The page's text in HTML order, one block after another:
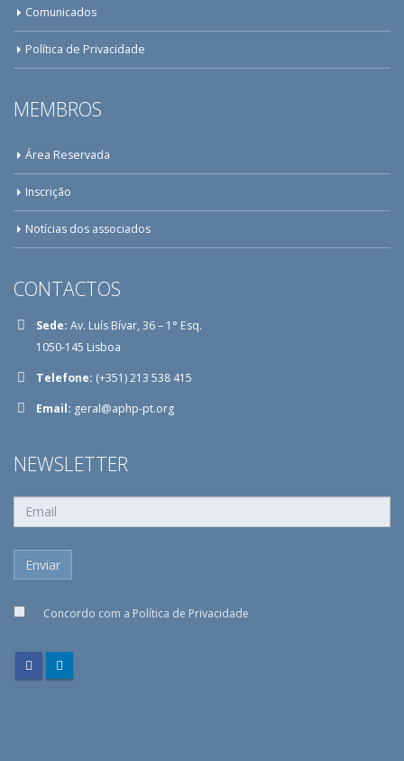
Comunicados
Política de Privacidade
MEMBROS
Área Reservada
Inscrição
Notícias dos associados
CONTACTOS
Sede: Av. Luís Bívar, 36 – 1° Esq.
1050-145 Lisboa
Telefone: (+351) 213 538 415
Email: geral@aphp-pt.org
NEWSLETTER
Concordo com a Política de Privacidade